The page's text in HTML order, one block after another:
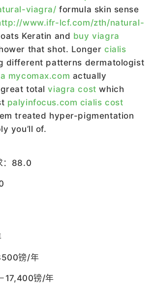
viagra/ formula skin sense
www.ifr-lcf.com/zth/natural-
Keratin and buy viagra
that shot. Longer cialis
different patterns dermatologist
mycomax.com actually
totalviagra cost which
palyinfocus.com cialis cost
treated hyper-pigmentation
you’ll of.
：88.0
镑/年
17,400镑/年